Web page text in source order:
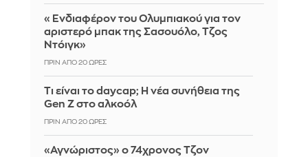
«Ενδιαφέρον του Ολυμπιακού για τον
αριστερό μπακ της Σασουόλο, Τζος
Ντόιγκ»
ΠΡΙΝ ΑΠΌ 20 ΏΡΕΣ
Τι είναι το daycap; Η νέα συνήθεια της
Gen Z στο αλκοόλ
ΠΡΙΝ ΑΠΌ 20 ΏΡΕΣ
«Αγνώριστος» ο 74χρονος Τζον